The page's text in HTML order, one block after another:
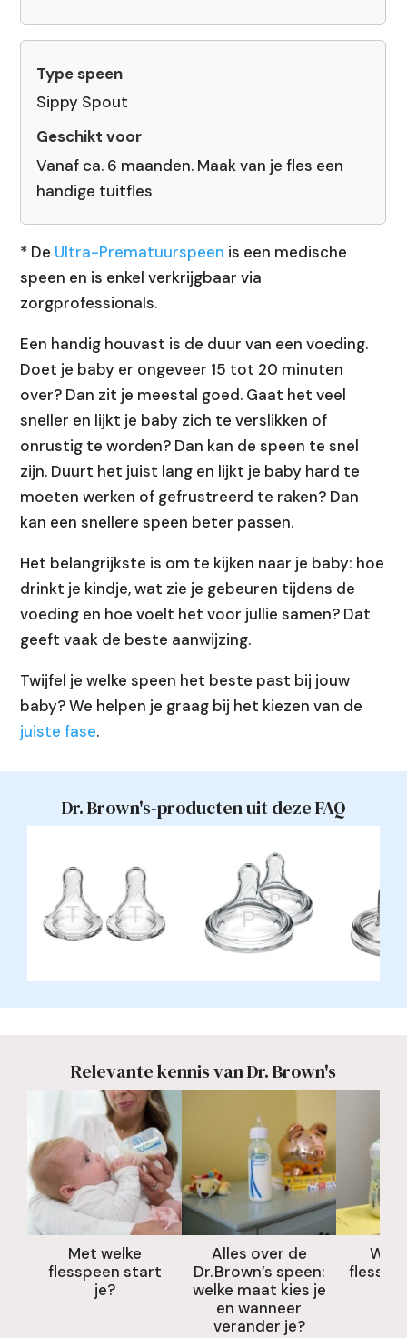
Sippy Spout
Vanaf ca. 6 maanden. Maak van je fles een
handige tuitfles
* De Ultra-Prematuurspeen is een medische
speen en is enkel verkrijgbaar via
zorgprofessionals.
Een handig houvast is de duur van een voeding.
Doet je baby er ongeveer 15 tot 20 minuten
over? Dan zit je meestal goed. Gaat het veel
sneller en lijkt je baby zich te verslikken of
onrustig te worden? Dan kan de speen te snel
zijn. Duurt het juist lang en lijkt je baby hard te
moeten werken of gefrustreerd te raken? Dan
kan een snellere speen beter passen.
Het belangrijkste is om te kijken naar je baby: hoe
drinkt je kindje, wat zie je gebeuren tijdens de
voeding en hoe voelt het voor jullie samen? Dat
geeft vaak de beste aanwijzing.
Twijfel je welke speen het beste past bij jouw
baby? We helpen je graag bij het kiezen van de
juiste fase.
Dr. Brown's-producten uit deze FAQ
Relevante kennis van Dr. Brown's
Met welke
flesspeen start
je?
Alles over de
Dr. Brown’s speen:
welke maat kies je
en wanneer
verander je?